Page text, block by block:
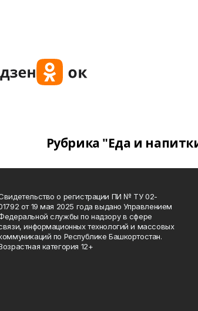
Рубрика "Еда и
о регистрации ПИ № ТУ 02-
от 19 мая 2025 года выдано Управлением
службы по надзору в сфере
информационных технологий и массовых
по Республике Башкортостан.
категория 12+